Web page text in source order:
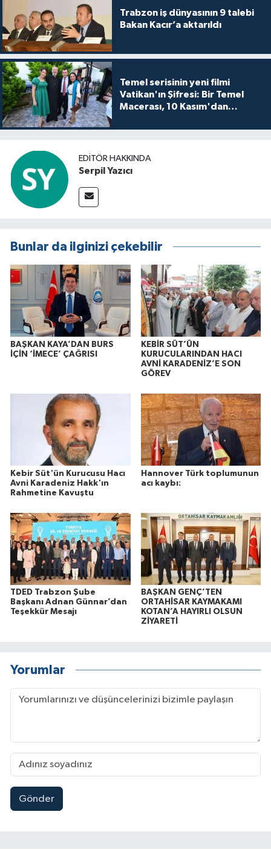
Trabzon iş dünyasının 9 talebi
Bakan Kacır’a aktarıldı
Temel serisinin yeni filmi
Vatikan'ın Şifresi: Bir Temel
Macerası, 10 Kasım'dan
buluşuyo
EDITÖR HAKKINDA
Serpil Yazıcı
Bunlar da ilginizi çekebilir
BAŞKAN KAYA’DAN BURS
İÇİN ‘İMECE’ ÇAĞRISI
KEBİR SÜT’ÜN
KURUCULARINDAN HACI
AVNİ KARADENİZ’E SON
GÖREV
Kebir Süt'ün Kurucusu Hacı
Avni Karadeniz Hakk'ın
Rahmetine Kavuştu
Hannover Türk toplumunun
acı kaybı:
TDED Trabzon Şube
Başkanı Adnan Günnar’dan
Teşekkür Mesajı
BAŞKAN GENÇ’TEN
ORTAHİSAR KAYMAKAMI
KOTAN’A HAYIRLI OLSUN
ZİYARETİ
Yorumlar
Gönder